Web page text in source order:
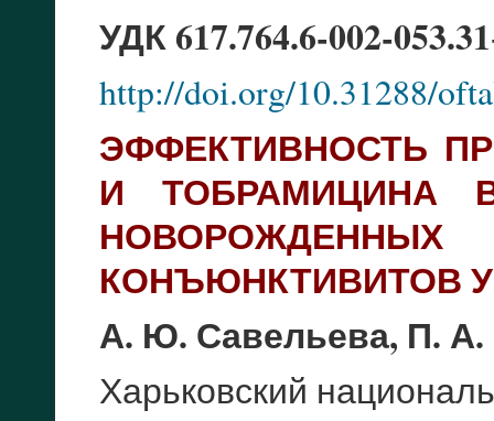
УДК 617.764.6-002-
http://doi.org/10.31288/
ЭФФЕКТИВНОСТЬ
И ТОБРАМИЦИНА
НОВОРОЖДЕННЫХ
КОНЪЮНКТИВИТОВ У
А. Ю. Савельева, П.
Харьковский